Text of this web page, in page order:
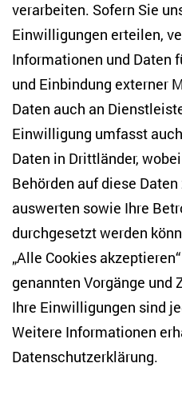
Prof. Dr. Gwendolyn Sasse
Wissenschaftliche Direktorin
Einstein-Professorin für
Autoritarismusforschung an
Teilen
BlueskyLinkedInFacebook
verarbeiten. Sofern Sie
Einwilligungen erteilen,
Informationen und Daten
und Einbindung externer
Daten auch an
Einwilligung umfasst
Daten in Drittländer,
Behörden auf diese
auswerten sowie Ihre
durchgesetzt werden
„Alle Cookies
genannten Vorgänge und
Ihre Einwilligungen sind
Weitere Informationen
Datenschutzerklärung.